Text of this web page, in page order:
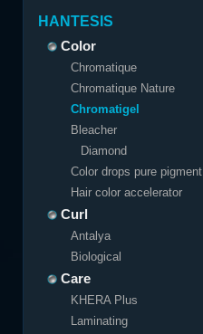
HANTESIS
Color
Chromatique
Chromatique Nature
Chromatigel
Bleacher
Diamond
Color drops pure pigment
Hair color accelerator
Curl
Antalya
Biological
Care
KHERA Plus
Laminating